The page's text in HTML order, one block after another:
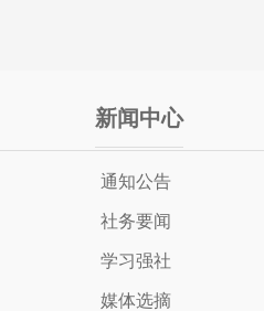
新闻中心
通知公告
社务要闻
学习强社
媒体选摘